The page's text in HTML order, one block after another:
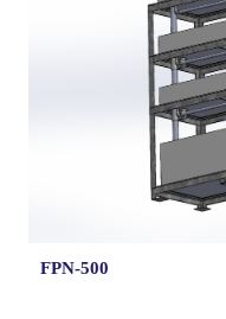
FPN-500